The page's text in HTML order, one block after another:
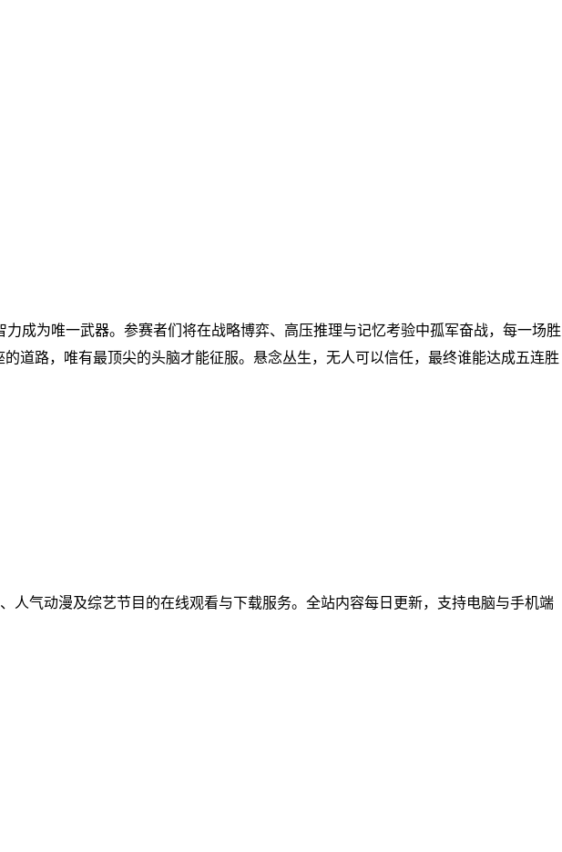
成为唯一武器。参赛者们将在战略博弈、高压推理与记忆考验中孤军奋战，每一场胜
道路，唯有最顶尖的头脑才能征服。悬念丛生，无人可以信任，最终谁能达成五连胜
人气动漫及综艺节目的在线观看与下载服务。全站内容每日更新，支持电脑与手机端